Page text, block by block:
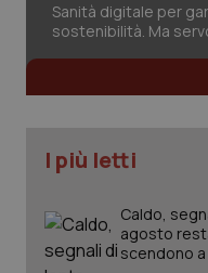
Sanità digitale per
sostenibilità. Ma
I più letti
Caldo,
agosto
scendono a
tracking-sites-
tracking-enable
session-id